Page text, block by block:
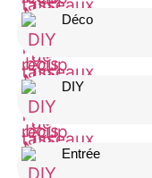
Déco
DIY
Entrée